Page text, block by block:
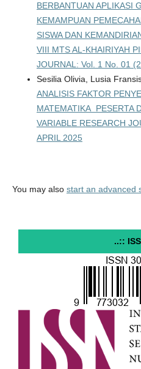
BERBANTUAN APLIKASI
KEMAMPUAN
SISWA DAN
VIII MTS AL-KHAIRIYAH
JOURNAL: Vol. 1 No. 01
Sesilia Olivia, Lusia
ANALISIS FAKTOR
MATEMATIKA PESERTA
VARIABLE RESEARCH
APRIL 2025
You may also start an advanced
..::